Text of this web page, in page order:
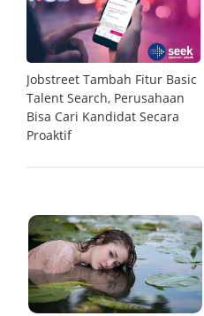
Jobstreet Tambah Fitur Basic
Talent Search, Perusahaan
Bisa Cari Kandidat Secara
Proaktif